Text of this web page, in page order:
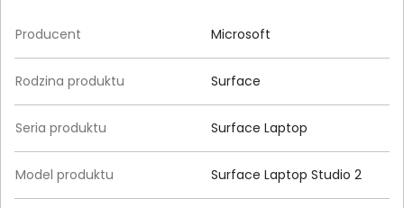
Producent Microsoft
Rodzina produktu Surface
Seria produktu Surface Laptop
Model produktu Surface Laptop Studio 2